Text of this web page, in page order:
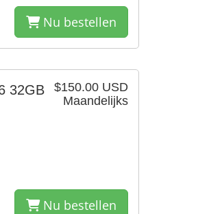
Nu bestellen
$150.00 USD
Maandelijks
32GB
Nu bestellen